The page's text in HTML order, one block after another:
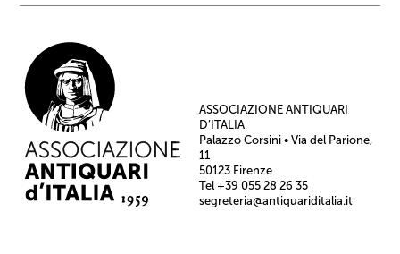
ASSOCIAZIONE ANTIQUARI
D’ITALIA
Palazzo Corsini • Via del Parione,
11
50123 Firenze
Tel +39 055 28 26 35
segreteria@antiquariditalia.it